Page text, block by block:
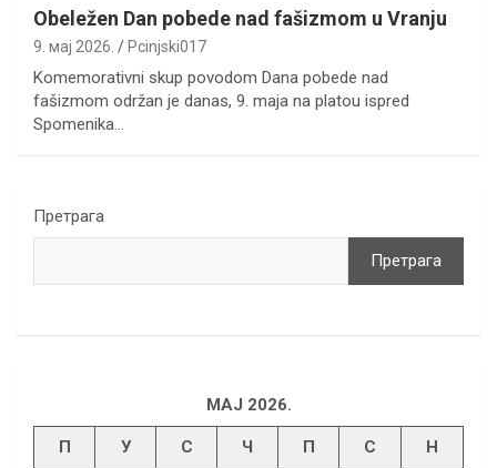
Obeležen Dan pobede nad fašizmom u Vranju
9. мај 2026. Pcinjski017
Komemorativni skup povodom Dana pobede nad
fašizmom održan je danas, 9. maja na platou ispred
Spomenika…
Претрага
Претрага
МАЈ 2026.
П У С Ч П С Н